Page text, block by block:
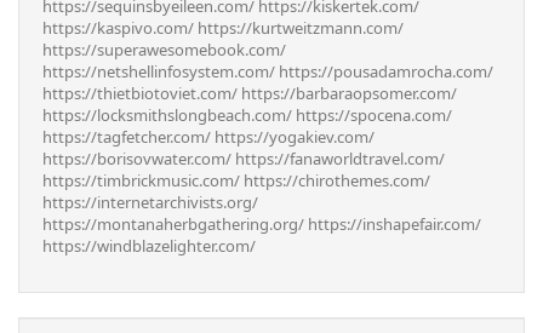
https://sequinsbyeileen.com/ https://kiskertek.com/
https://kaspivo.com/ https://kurtweitzmann.com/
https://superawesomebook.com/
https://netshellinfosystem.com/ https://pousadamrocha.com/
https://thietbiotoviet.com/ https://barbaraopsomer.com/
https://locksmithslongbeach.com/ https://spocena.com/
https://tagfetcher.com/ https://yogakiev.com/
https://borisovwater.com/ https://fanaworldtravel.com/
https://timbrickmusic.com/ https://chirothemes.com/
https://internetarchivists.org/
https://montanaherbgathering.org/ https://inshapefair.com/
https://windblazelighter.com/